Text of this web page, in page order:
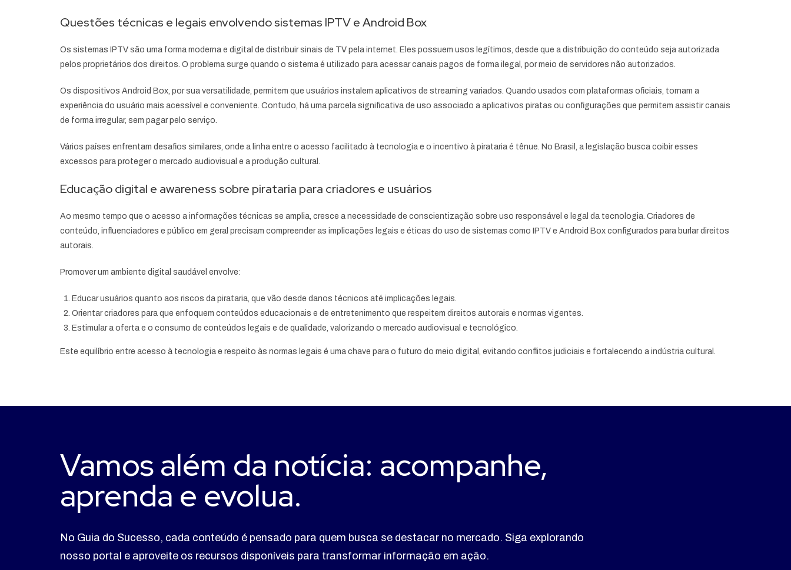
Questões técnicas e legais envolvendo sistemas IPTV e Android Box
Os sistemas IPTV são uma forma moderna e digital de distribuir sinais de TV pela internet. Eles possuem usos legítimos, desde que a distribuição do conteúdo seja autorizada
pelos proprietários dos direitos. O problema surge quando o sistema é utilizado para acessar canais pagos de forma ilegal, por meio de servidores não autorizados.
Os dispositivos Android Box, por sua versatilidade, permitem que usuários instalem aplicativos de streaming variados. Quando usados com plataformas oficiais, tornam a
experiência do usuário mais acessível e conveniente. Contudo, há uma parcela significativa de uso associado a aplicativos piratas ou configurações que permitem assistir canais
de forma irregular, sem pagar pelo serviço.
Vários países enfrentam desafios similares, onde a linha entre o acesso facilitado à tecnologia e o incentivo à pirataria é tênue. No Brasil, a legislação busca coibir esses
excessos para proteger o mercado audiovisual e a produção cultural.
Educação digital e awareness sobre pirataria para criadores e usuários
Ao mesmo tempo que o acesso a informações técnicas se amplia, cresce a necessidade de conscientização sobre uso responsável e legal da tecnologia. Criadores de
conteúdo, influenciadores e público em geral precisam compreender as implicações legais e éticas do uso de sistemas como IPTV e Android Box configurados para burlar direitos
autorais.
Promover um ambiente digital saudável envolve:
Educar usuários quanto aos riscos da pirataria, que vão desde danos técnicos até implicações legais.
Orientar criadores para que enfoquem conteúdos educacionais e de entretenimento que respeitem direitos autorais e normas vigentes.
Estimular a oferta e o consumo de conteúdos legais e de qualidade, valorizando o mercado audiovisual e tecnológico.
Este equilíbrio entre acesso à tecnologia e respeito às normas legais é uma chave para o futuro do meio digital, evitando conflitos judiciais e fortalecendo a indústria cultural.
Vamos além da notícia: acompanhe,
aprenda e evolua.
No Guia do Sucesso, cada conteúdo é pensado para quem busca se destacar no mercado. Siga explorando
nosso portal e aproveite os recursos disponíveis para transformar informação em ação.